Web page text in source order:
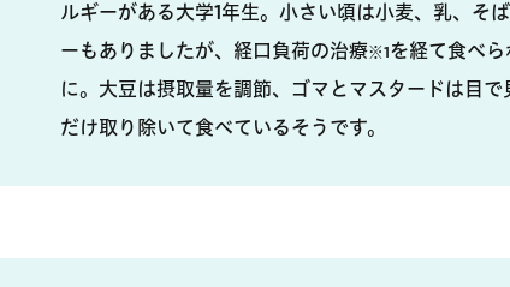
ルギーがある大学1年生。小さい頃は小麦、乳、そ
ーもありましたが、経口負荷の治療※1を経て食べら
に。大豆は摂取量を調節、ゴマとマスタードは目で
だけ取り除いて食べているそうです。